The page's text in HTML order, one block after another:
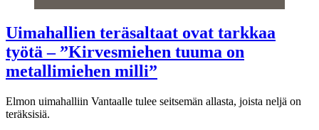
Uimahallien teräsaltaat ovat tarkkaa
työtä – ”Kirvesmiehen tuuma on
metallimiehen milli”
Elmon uimahalliin Vantaalle tulee seitsemän allasta, joista neljä on
teräksisiä.